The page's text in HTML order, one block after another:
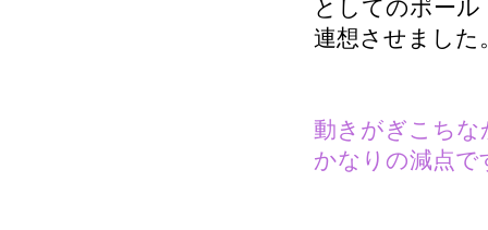
としてのポー
連想させました
動きがぎこちな
かなりの減点で